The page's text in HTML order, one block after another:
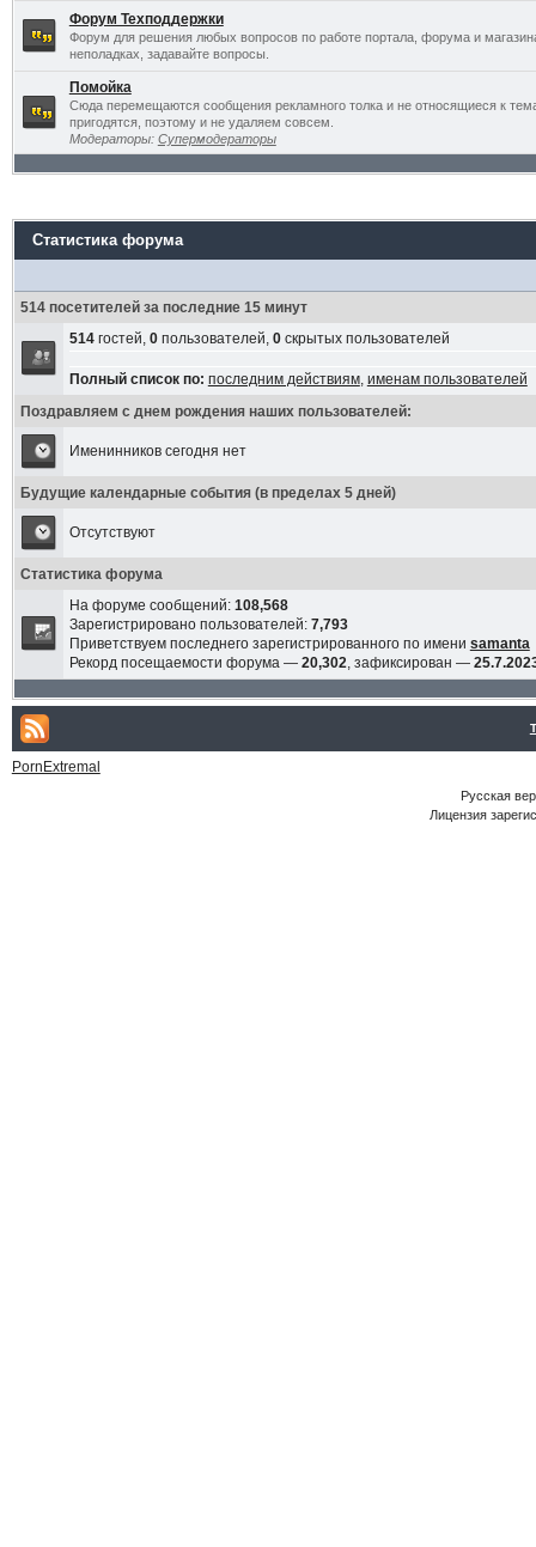
Форум Техподдержки
Форум для решения любых вопросов по работе портала, форума и
неполадках, задавайте вопросы.
Помойка
Сюда перемещаются сообщения рекламного толка и не относящиеся к
пригодятся, поэтому и не удаляем совсем.
Модераторы: Супермодераторы
Статистика форума
514 посетителей за последние 15 минут
514гостей, 0пользователей, 0скрытых пользователей
Полный список по: последним действиям, именам пользователей
Поздравляем с днем рождения наших пользователей:
Именинников сегодня нет
Будущие календарные события (в пределах 5 дней)
Отсутствуют
Статистика форума
На форуме сообщений: 108,568
Зарегистрировано пользователей: 7,793
Приветствуем последнего зарегистрированного по имени samanta
Рекорд посещаемости форума — 20,302, зафиксирован —
PornExtremal
Русская
Лицензия